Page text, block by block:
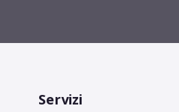
Servizi